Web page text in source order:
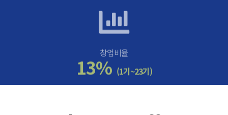
창업비율
13%(1기~23기)